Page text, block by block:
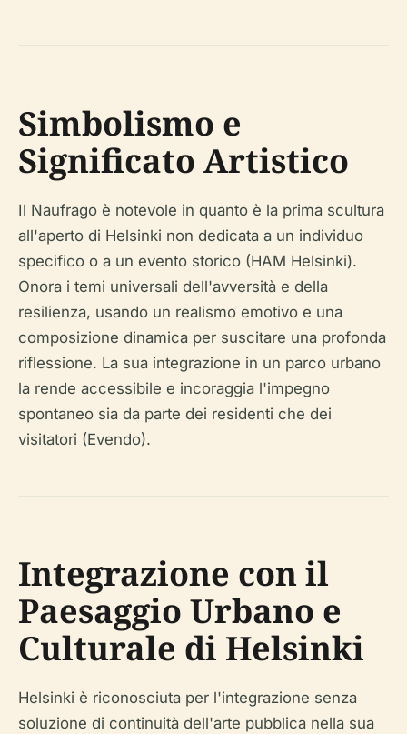
Simbolismo e
Significato Artistico
Il Naufrago è notevole in quanto è la prima scultura
all'aperto di Helsinki non dedicata a un individuo
specifico o a un evento storico (HAM Helsinki).
Onora i temi universali dell'avversità e della
resilienza, usando un realismo emotivo e una
composizione dinamica per suscitare una profonda
riflessione. La sua integrazione in un parco urbano
la rende accessibile e incoraggia l'impegno
spontaneo sia da parte dei residenti che dei
visitatori (Evendo).
Integrazione con il
Paesaggio Urbano e
Culturale di Helsinki
Helsinki è riconosciuta per l'integrazione senza
soluzione di continuità dell'arte pubblica nella sua